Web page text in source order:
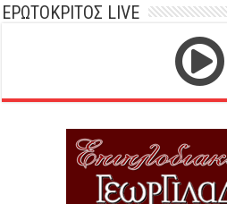
ΕΡΩΤΟΚΡΙΤΟΣ LIVE